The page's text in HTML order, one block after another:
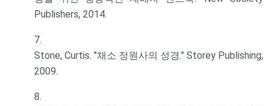
Publishers, 2014.
Stone, Curtis. "채소 정원사의 성경." Storey Publishing,
2009.